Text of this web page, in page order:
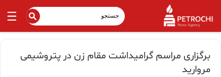
برگزاری مراسم گرامیداشت مقام زن در پتروشیمی
مروارید